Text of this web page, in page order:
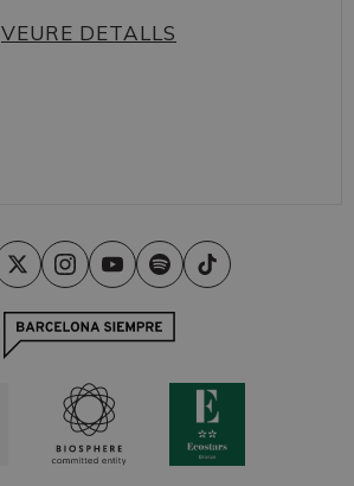
VEURE DETALLS